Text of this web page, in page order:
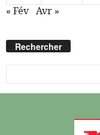
« Fév
Avr »
Rechercher